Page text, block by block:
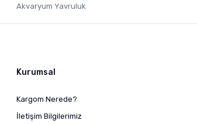
Akvaryum Yavruluk
Kurumsal
Kargom Nerede?
İletişim Bilgilerimiz